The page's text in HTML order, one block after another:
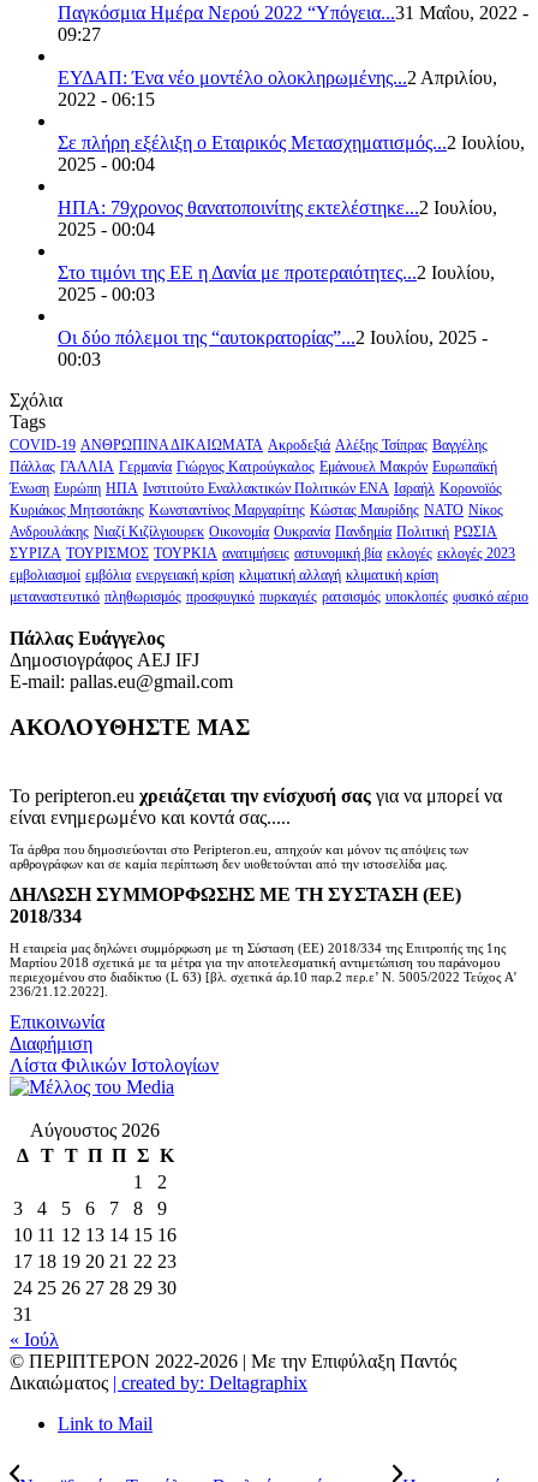
Παγκόσμια Ημέρα Νερού 2022 “Υπόγεια...31 Μαΐου, 2022 -
09:27
ΕΥΔΑΠ: Ένα νέο μοντέλο ολοκληρωμένης...2 Απριλίου,
2022 - 06:15
Σε πλήρη εξέλιξη ο Εταιρικός Μετασχηματισμός...2 Ιουλίου,
2025 - 00:04
ΗΠΑ: 79χρονος θανατοποινίτης εκτελέστηκε...2 Ιουλίου,
2025 - 00:04
Στο τιμόνι της ΕΕ η Δανία με προτεραιότητες...2 Ιουλίου,
2025 - 00:03
Οι δύο πόλεμοι της “αυτοκρατορίας”...2 Ιουλίου, 2025 -
00:03
Σχόλια
Tags
COVID-19 ΑΝΘΡΩΠΙΝΑ ΔΙΚΑΙΩΜΑΤΑ Ακροδεξιά Αλέξης Τσίπρας Βαγγέλης
Πάλλας ΓΑΛΛΙΑ Γερμανία Γιώργος Κατρούγκαλος Εμάνουελ Μακρόν Ευρωπαϊκή
Ένωση Ευρώπη ΗΠΑ Ινστιτούτο Εναλλακτικών Πολιτικών ΕΝΑ Ισραήλ Κορονοϊός
Κυριάκος Μητσοτάκης Κωνσταντίνος Μαργαρίτης Κώστας Μαυρίδης ΝΑΤΟ Νίκος
Ανδρουλάκης Νιαζί Κιζίλγιουρεκ Οικονομία Ουκρανία Πανδημία Πολιτική ΡΩΣΙΑ
ΣΥΡΙΖΑ ΤΟΥΡΙΣΜΟΣ ΤΟΥΡΚΙΑ ανατιμήσεις αστυνομική βία εκλογές εκλογές 2023
εμβολιασμοί εμβόλια ενεργειακή κρίση κλιματική αλλαγή κλιματική κρίση
μεταναστευτικό πληθωρισμός προσφυγικό πυρκαγιές ρατσισμός υποκλοπές φυσικό αέριο
Πάλλας Ευάγγελος
Δημοσιογράφος AEJ ΙFJ
E-mail: pallas.eu@gmail.com
ΑΚΟΛΟΥΘΗΣΤΕ ΜΑΣ
Το peripteron.eu χρειάζεται την ενίσχυσή σας για να μπορεί να
είναι ενημερωμένο και κοντά σας.....
Τα άρθρα που δημοσιεύονται στο Peripteron.eu, απηχούν και μόνον τις απόψεις των
αρθρογράφων και σε καμία περίπτωση δεν υιοθετούνται από την ιστοσελίδα μας.
ΔΗΛΩΣΗ ΣΥΜΜΟΡΦΩΣΗΣ ΜΕ ΤΗ ΣΥΣΤΑΣΗ (ΕΕ)
2018/334
Η εταιρεία μας δηλώνει συμμόρφωση με τη Σύσταση (ΕΕ) 2018/334 της Επιτροπής της 1ης
Μαρτίου 2018 σχετικά με τα μέτρα για την αποτελεσματική αντιμετώπιση του παράνομου
περιεχομένου στο διαδίκτυο (L 63) [βλ. σχετικά άρ.10 παρ.2 περ.ε’ Ν. 5005/2022 Τεύχος A’
236/21.12.2022].
Επικοινωνία
Διαφήμιση
Λίστα Φιλικών Ιστολογίων
Αύγουστος 2026
Δ Τ Τ Π Π Σ Κ
1
2
3
4 5 6 7 8
9
10 11 12 13 14 15 16
17 18 19 20 21 22 23
24 25 26 27 28 29 30
31
« Ιούλ
© ΠΕΡΙΠΤΕΡΟΝ 2022-2026 | Με την Επιφύλαξη Παντός
Δικαιώματος | created by: Deltagraphix
Link to Mail